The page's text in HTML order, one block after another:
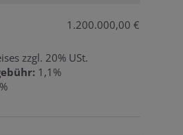
1.200.000,00 €
zzgl. 20% USt.
1,1%